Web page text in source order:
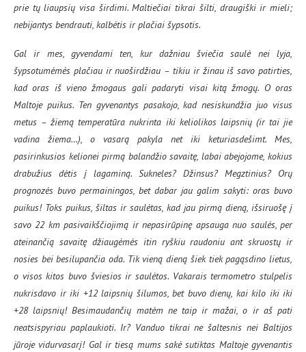
prie tų liaupsių visa širdimi. Maltiečiai tikrai šilti, draugiški ir mieli;
nebijantys bendrauti, kalbėtis ir plačiai šypsotis.
Gal ir mes, gyvendami ten, kur dažniau šviečia saulė nei lyja,
šypsotumėmės plačiau ir nuoširdžiau – tikiu ir žinau iš savo patirties,
kad oras iš vieno žmogaus gali padaryti visai kitą žmogų. O oras
Maltoje puikus. Ten gyvenantys pasakojo, kad nesiskundžia juo visus
metus – žiemą temperatūra nukrinta iki keliolikos laipsnių (ir tai jie
vadina žiema…), o vasarą pakyla net iki keturiasdešimt. Mes,
pasirinkusios kelionei pirmą balandžio savaitę, labai abejojome, kokius
drabužius dėtis į lagaminą. Sukneles? Džinsus? Megztinius? Orų
prognozės buvo permainingos, bet dabar jau galim sakyti: oras buvo
puikus! Toks puikus, šiltas ir saulėtas, kad jau pirmą dieną, išsiruošę į
savo 22 km pasivaikščiojimą ir nepasirūpinę apsauga nuo saulės, per
ateinančią savaitę džiaugėmės itin ryškiu raudoniu ant skruostų ir
nosies bei besilupančia oda. Tik vieną dieną šiek tiek pagąsdino lietus,
o visos kitos buvo šviesios ir saulėtos. Vakarais termometro stulpelis
nukrisdavo ir iki +12 laipsnių šilumos, bet buvo dienų, kai kilo iki iki
+28 laipsnių! Besimaudančių matėm ne taip ir mažai, o ir aš pati
neatsispyriau paplaukioti. Ir? Vanduo tikrai ne šaltesnis nei Baltijos
jūroje vidurvasarį! Gal ir tiesą mums sakė sutiktas Maltoje gyvenantis